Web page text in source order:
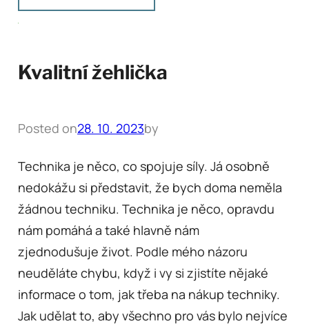
Kvalitní žehlička
Posted on28. 10. 2023by
Technika je něco, co spojuje síly. Já osobně
nedokážu si představit, že bych doma neměla
žádnou techniku. Technika je něco, opravdu
nám pomáhá a také hlavně nám
zjednodušuje život. Podle mého názoru
neuděláte chybu, když i vy si zjistíte nějaké
informace o tom, jak třeba na nákup techniky.
Jak udělat to, aby všechno pro vás bylo nejvíce